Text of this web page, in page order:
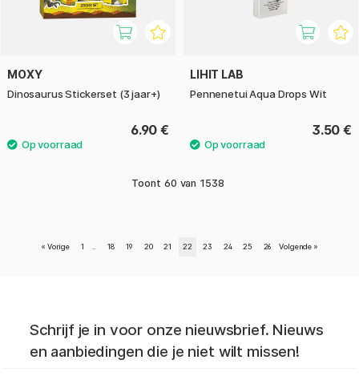
MOXY
Dinosaurus Stickerset (3 jaar+)
6.90 €
LIHIT LAB
Pennenetui Aqua Drops Wit
3.50 €
Toont 60 van 1538
« Vorige 1 18 19 20 21 22 23 24 25 26 Volgende »
Schrijf je in voor onze nieuwsbrief. Nieuws
en aanbiedingen die je niet wilt missen!